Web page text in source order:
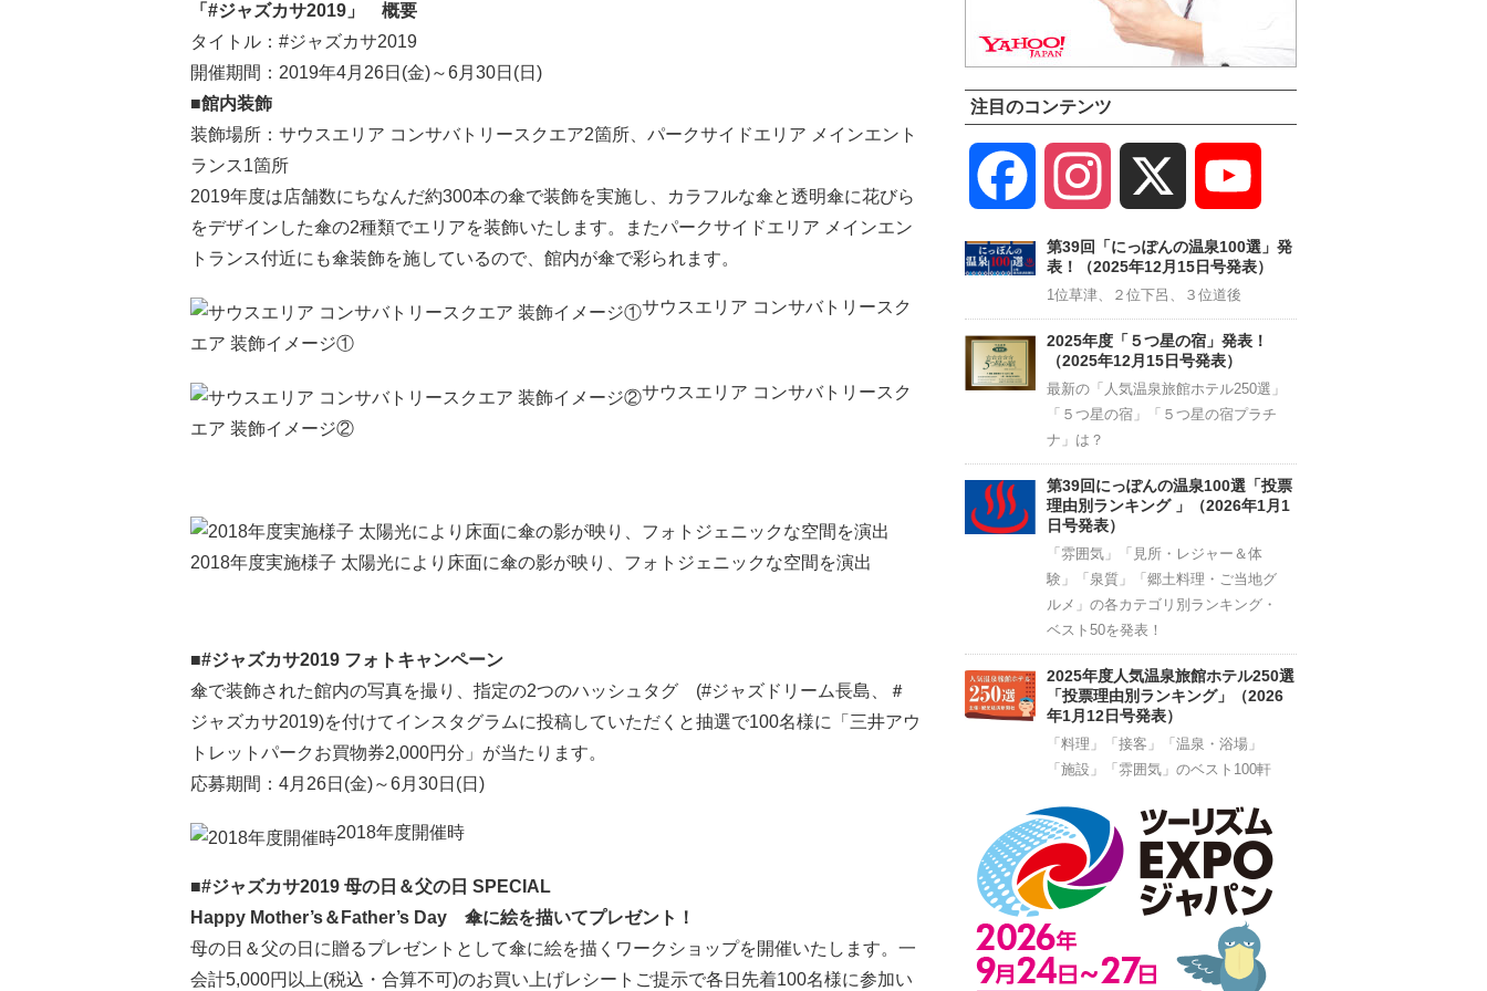
「#ジャズカサ2019」 概要
タイトル：#ジャズカサ2019
開催期間：2019年4月26日(金)～6月30日(日)
■館内装飾
装飾場所：サウスエリア コンサバトリースクエア2箇所、パークサイドエリア メインエント
ランス1箇所
2019年度は店舗数にちなんだ約300本の傘で装飾を実施し、カラフルな傘と透明傘に花びら
をデザインした傘の2種類でエリアを装飾いたします。またパークサイドエリア メインエン
トランス付近にも傘装飾を施しているので、館内が傘で彩られます。
サウスエリア コンサバトリースク
エア 装飾イメージ①
サウスエリア コンサバトリースク
エア 装飾イメージ②
2018年度実施様子 太陽光により床面に傘の影が映り、フォトジェニックな空間を演出
■#ジャズカサ2019 フォトキャンペーン
傘で装飾された館内の写真を撮り、指定の2つのハッシュタグ (#ジャズドリーム長島、＃
ジャズカサ2019)を付けてインスタグラムに投稿していただくと抽選で100名様に「三井アウ
トレットパークお買物券2,000円分」が当たります。
応募期間：4月26日(金)～6月30日(日)
2018年度開催時
■#ジャズカサ2019 母の日＆父の日 SPECIAL
Happy Mother’s＆Father’s Day 傘に絵を描いてプレゼント！
母の日＆父の日に贈るプレゼントとして傘に絵を描くワークショップを開催いたします。一
会計5,000円以上(税込・合算不可)のお買い上げレシートご提示で各日先着100名様に参加い
注目のコンテンツ
Facebook Instagram
Channel
第39回「にっぽんの温泉100選」発
表！（2025年12月15日号発表）
1位草津、２位下呂、３位道後
2025年度「５つ星の宿」発表！
（2025年12月15日号発表）
最新の「人気温泉旅館ホテル250選」
「５つ星の宿」「５つ星の宿プラチ
ナ」は？
第39回にっぽんの温泉100選「投票
理由別ランキング 」（2026年1月1
日号発表）
「雰囲気」「見所・レジャー＆体
験」「泉質」「郷土料理・ご当地グ
ルメ」の各カテゴリ別ランキング・
ベスト50を発表！
2025年度人気温泉旅館ホテル250選
「投票理由別ランキング」（2026
年1月12日号発表）
「料理」「接客」「温泉・浴場」
「施設」「雰囲気」のベスト100軒